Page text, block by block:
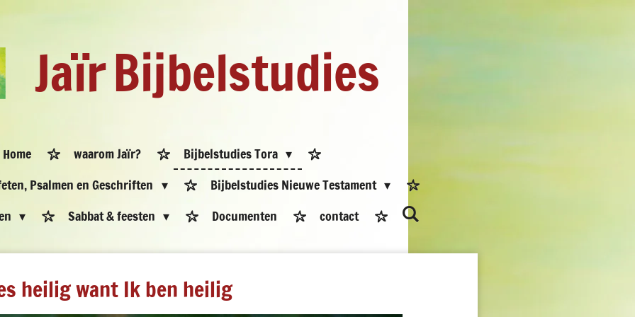
JaïrBijbelstudies
Home waarom Jaïr?
Bijbelstudies Tora
Psalmen en Geschriften
Bijbelstudies Nieuwe Testament
Sabbat & feesten Documenten contact
heilig want Ik ben heilig